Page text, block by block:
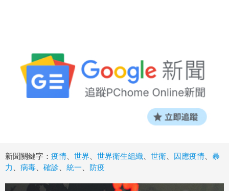
新聞關鍵字： 疫情 世界 世界衛生組織 世衛 因應疫情
暴
力
病毒 確診 統一 防疫